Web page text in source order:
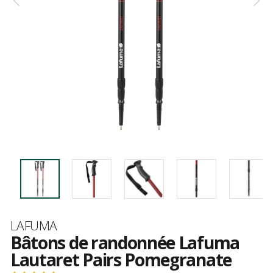
Marque
LAFUMA
Bâtons de randonnée Lafuma
Lautaret Pairs Pomegranate